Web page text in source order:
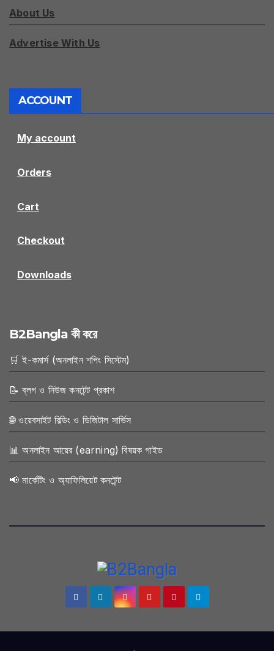
About Us
Advertise With Us
ACCOUNT
My account
Orders
Cart
Checkout
Downloads
B2Bangla কী করে
🛒 ই-কমার্স (অনলাইন শপিং সিস্টেম)
📝 ব্লগ ও নিউজ কনটেন্ট প্রকাশ
🌐 ওয়েবসাইট বিল্ডিং ও ডিজিটাল সার্ভিস
📊 অনলাইন আয়ের (earning) বিষয়ক গাইড
📢 মার্কেটিং ও অ্যাফিলিয়েট কনটেন্ট